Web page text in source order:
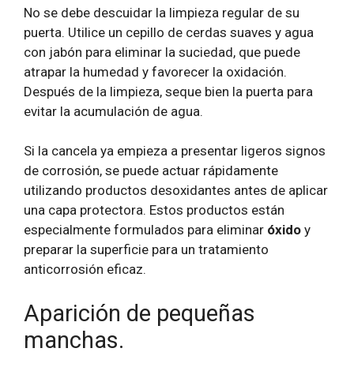
No se debe descuidar la limpieza regular de su
puerta. Utilice un cepillo de cerdas suaves y agua
con jabón para eliminar la suciedad, que puede
atrapar la humedad y favorecer la oxidación.
Después de la limpieza, seque bien la puerta para
evitar la acumulación de agua.
Si la cancela ya empieza a presentar ligeros signos
de corrosión, se puede actuar rápidamente
utilizando productos desoxidantes antes de aplicar
una capa protectora. Estos productos están
especialmente formulados para eliminar óxido y
preparar la superficie para un tratamiento
anticorrosión eficaz.
Aparición de pequeñas
manchas.